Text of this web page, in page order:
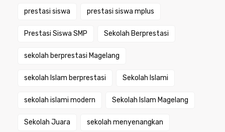
prestasi siswa prestasi siswa mplus
Prestasi Siswa SMP Sekolah Berprestasi
sekolah berprestasi Magelang
sekolah Islam berprestasi Sekolah Islami
sekolah islami modern Sekolah Islam Magelang
Sekolah Juara sekolah menyenangkan